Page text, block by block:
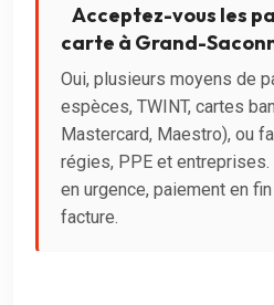
Acceptez-vous les
carte à Grand-
Oui, plusieurs moyens de
espèces, TWINT, cartes
Mastercard, Maestro), ou
régies, PPE et
en urgence, paiement en
facture.